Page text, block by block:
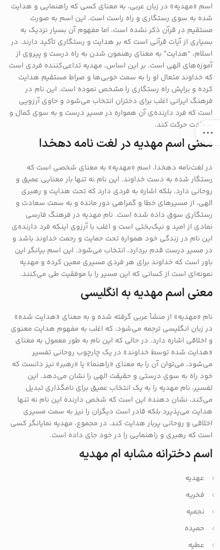
اسم «مهدیه» در زبان عربی، به معنای کسی که راهنمایی و هدایت
شده به سوی رستگاری و راه راست است. این اسم به صورت
مستقیم در قرآن ذکر نشده است، اما مفهوم آن بسیار نزدیک به
بسیاری از آیات قرآنی است که بر هدایت و رستگاری تأکید دارند. در
اسلام، “هدایت” به معنای رهنمون شدن به راه درست و پیروی از
آموزه‌های الهی است. بر این اساس، مهدیه تداعی‌کننده فردی است
که خداوند متعال او را به سمت خوبی‌ها و صراط مستقیم هدایت
کرده و برایش راه رستگاری را مشخص نموده است. این نام در
فرهنگ ایرانی اغلب برای دختران انتخاب می‌شود و حاوی آرزویی
است که فرد دارنده‌ی آن همواره در مسیر درست و به سوی کمال و
سعادت حرکت کند.
معنی اسم مهدیه در لغت نامه دهخدا
در لغت‌نامه دهخدا، اسم «مهدیه» به معنای شخصی است که
رستگار شده به دست خداوند. این نام نه تنها بار معنایی عمیق و
روحانی دارد، بلکه اشاره به فردی دارد که تحت هدایت و رهبری
الهی، از مسیرهای خطا و گمراهی دور مانده و به سمت سعادت و
رستگاری سوق داده شده است. نام مهدیه در فرهنگ فارسی
نمادی از امید و نیک‌بختی است و اغلب با آرزوی اینکه فرد دارنده‌ی
این نام در زندگی خود همواره تحت حمایت و رحمت خداوند باشد و
در مسیر درست قدم بردارد، انتخاب می‌شود. این اسم بیانگر این
باور است که خداوند برای هر فردی مسیری معین کرده و مهدیه
نمونه‌ای است از کسانی که این مسیر را با موفقیت طی می‌کنند.
معنی اسم مهدیه به انگلیسی
نام «مهدیه» از منشأ عربی گرفته شده و به معنای «هدایت شده»
در زبان انگلیسی ترجمه می‌شود، که اغلب به مفهوم هدایت معنوی
و اخلاقی اشاره دارد. در حالی که این نام به طور معمول به معنای
«هدایت شده توسط خداوند» در یک چارچوب روحانی تفسیر
می‌شود، می‌توان آن را به معنای «راهنما» یا «رهبر» نیز دانست که
خود راه به سوی درستی و حقیقت الهی را نشان می‌دهد. این
تفسیر، نام مهدیه را به یک انتخاب عمیق برای نامگذاری تبدیل
می‌کند، نشان دهنده این است که شخص دارنده این نام نه تنها
هدایت می‌پذیرد بلکه قادر است دیگران را نیز به سمت مسیری
اخلاقی و روحانی پربار هدایت کند. در مجموع، مهدیه نمایانگر کسی
است که رهبری و راهنمایی را در خود جای داده است.
اسم دخترانه مشابه ام مهدیه
عهدیه
فخریه
نجمیه
حمیده
عطیه